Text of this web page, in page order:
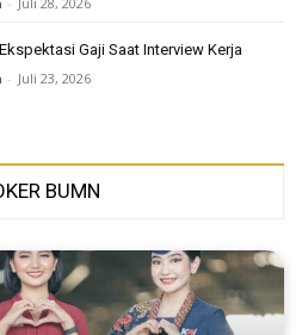
Gaji Saat Interview Kerja
- Juli 23, 2026
BUMN